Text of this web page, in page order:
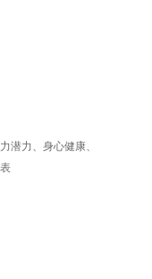
潜力、身心健康、